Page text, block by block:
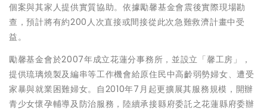
個案與其家人提供實質協助。依據勵馨基金會震後實際現場勘
查，預計將有約200人次直接或間接從此次急難救濟計畫中受
益。
勵馨基金會於2007年成立花蓮分事務所，並設立「馨工房」，
提供琉璃燒製及編串等工作機會給原住民中高齡弱勢婦女、遭受
家暴與就業困難婦女。自2010年7月起更擴展其服務規模，開辦
青少女懷孕輔導及防治服務，陸續承接縣府委託之花蓮縣府委辦